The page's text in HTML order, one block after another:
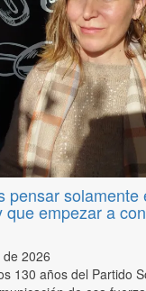
pensar solamente
que empezar a
2026
130 años del Partido